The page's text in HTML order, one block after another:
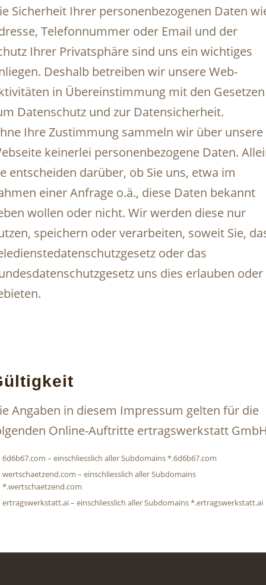
Sicherheit Ihrer personenbezogenen Daten
Telefonnummer oder Email und der
Ihrer Privatsphäre sind uns ein wichtiges
Deshalb betreiben wir unsere Web-
in Übereinstimmung mit den Gesetzen
Datenschutz und zur Datensicherheit.
Ihre Zustimmung sammeln wir über unsere
keinerlei personenbezogene Daten.
entscheiden darüber, ob Sie uns, etwa im
einer Anfrage o.ä., diese Daten bekannt
wollen oder nicht. Wir werden diese nur
speichern oder verarbeiten, soweit Sie,
oder das
uns dies erlauben oder
Angaben in diesem Impressum gelten für die
Online-Auftritte ertragswerkstatt
6d6b67.com – einschliesslich aller Subdomains *.6d6b67.com
wertschaetzend.com – einschliesslich aller Subdomains
*.wertschaetzend.com
ertragswerkstatt.ai – einschliesslich aller Subdomains *.ertragswerkstatt.ai